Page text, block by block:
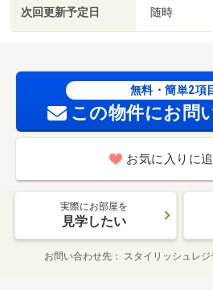
次回更新予定日 随時
無料・簡単2項
この物件にお問
お気に入りに
実際にお部屋を
見学したい
お問い合わせ先 スタイリッシュレ